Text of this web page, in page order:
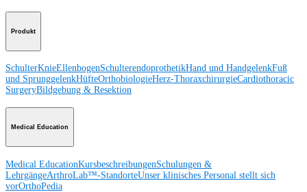
Produkt
SchulterKnieEllenbogenSchulterendoprothetikHand und HandgelenkFuß
und SprunggelenkHüfteOrthobiologieHerz-ThoraxchirurgieCardiothoracic
SurgeryBildgebung & Resektion
Medical Education
Medical EducationKursbeschreibungenSchulungen &
LehrgängeArthroLab™-StandorteUnser klinisches Personal stellt sich
vorOrthoPedia